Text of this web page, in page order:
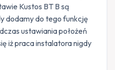
Kustos BT B są
dodamy do tego funkcję
ustawiania położeń
iż praca instalatora nigdy